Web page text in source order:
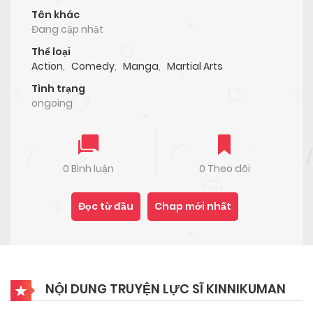
Tên khác
Đang cập nhật
Thể loại
Action, Comedy, Manga, Martial Arts
Tình trạng
ongoing
0 Bình luận 0 Theo dõi
Đọc từ đầu Chap mới nhất
NỘI DUNG TRUYỆN LỰC SĨ KINNIKUMAN